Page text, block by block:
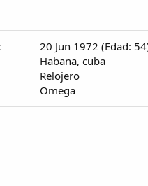
20 Jun 1972 (Edad:
Habana, cuba
Relojero
Omega